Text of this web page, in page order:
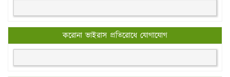
করোনা ভাইরাস প্রতিরোধে যোগাযোগ